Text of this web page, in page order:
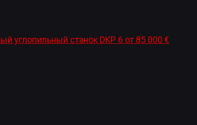
углопильный станок DKP 6 от 85 000 €